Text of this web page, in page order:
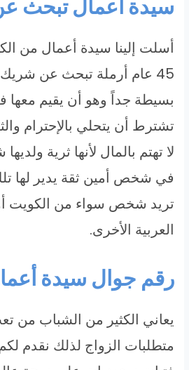
سيدة اعمال تبحث
أسلت إلينا سيدة أعمال من
45 عام أرملة تبحث عن
بسيطة جداً وهو أن يقيم معها
تشترط أن يتحلي بالإحترام
لا تهتم بالمال لأنها ثرية
في شخص أمين ثقة يدير لها
تريد شخص سواء من الكويت
العربية الأخرى.
رقم جوال سيدة
يعاني الكثير من الشباب من
متطلبات الزواج لذلك نقدم